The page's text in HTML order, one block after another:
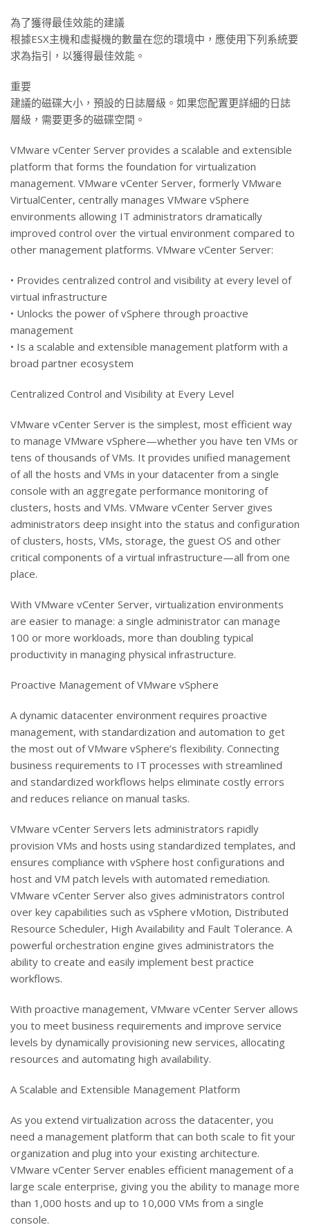
為了獲得最佳效能的建議
根據ESX主機和虛擬機的數量在您的環境中，應使用下列系統要
求為指引，以獲得最佳效能。
重要
建議的磁碟大小，預設的日誌層級。如果您配置更詳細的日誌
層級，需要更多的磁碟空間。
VMware vCenter Server provides a scalable and extensible
platform that forms the foundation for virtualization
management. VMware vCenter Server, formerly VMware
VirtualCenter, centrally manages VMware vSphere
environments allowing IT administrators dramatically
improved control over the virtual environment compared to
other management platforms. VMware vCenter Server:
• Provides centralized control and visibility at every level of
virtual infrastructure
• Unlocks the power of vSphere through proactive
management
• Is a scalable and extensible management platform with a
broad partner ecosystem
Centralized Control and Visibility at Every Level
VMware vCenter Server is the simplest, most efficient way
to manage VMware vSphere—whether you have ten VMs or
tens of thousands of VMs. It provides unified management
of all the hosts and VMs in your datacenter from a single
console with an aggregate performance monitoring of
clusters, hosts and VMs. VMware vCenter Server gives
administrators deep insight into the status and configuration
of clusters, hosts, VMs, storage, the guest OS and other
critical components of a virtual infrastructure—all from one
place.
With VMware vCenter Server, virtualization environments
are easier to manage: a single administrator can manage
100 or more workloads, more than doubling typical
productivity in managing physical infrastructure.
Proactive Management of VMware vSphere
A dynamic datacenter environment requires proactive
management, with standardization and automation to get
the most out of VMware vSphere’s flexibility. Connecting
business requirements to IT processes with streamlined
and standardized workflows helps eliminate costly errors
and reduces reliance on manual tasks.
VMware vCenter Servers lets administrators rapidly
provision VMs and hosts using standardized templates, and
ensures compliance with vSphere host configurations and
host and VM patch levels with automated remediation.
VMware vCenter Server also gives administrators control
over key capabilities such as vSphere vMotion, Distributed
Resource Scheduler, High Availability and Fault Tolerance. A
powerful orchestration engine gives administrators the
ability to create and easily implement best practice
workflows.
With proactive management, VMware vCenter Server allows
you to meet business requirements and improve service
levels by dynamically provisioning new services, allocating
resources and automating high availability.
A Scalable and Extensible Management Platform
As you extend virtualization across the datacenter, you
need a management platform that can both scale to fit your
organization and plug into your existing architecture.
VMware vCenter Server enables efficient management of a
large scale enterprise, giving you the ability to manage more
than 1,000 hosts and up to 10,000 VMs from a single
console.